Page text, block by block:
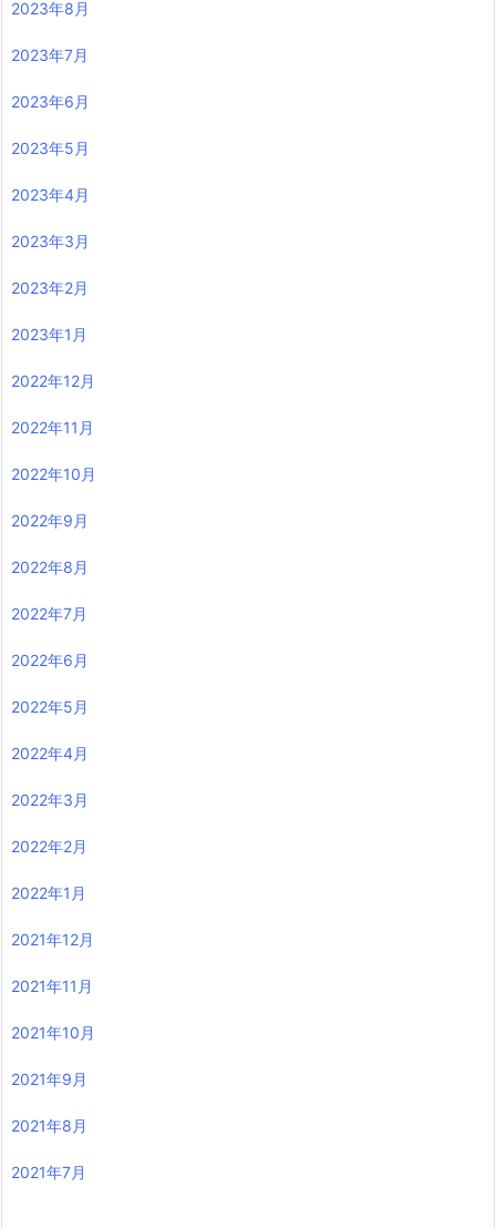
2023年8月
2023年7月
2023年6月
2023年5月
2023年4月
2023年3月
2023年2月
2023年1月
2022年12月
2022年11月
2022年10月
2022年9月
2022年8月
2022年7月
2022年6月
2022年5月
2022年4月
2022年3月
2022年2月
2022年1月
2021年12月
2021年11月
2021年10月
2021年9月
2021年8月
2021年7月